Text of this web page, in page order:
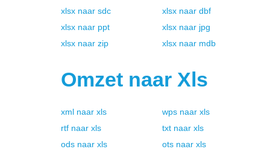
xlsx naar sdc xlsx naar dbf
xlsx naar ppt xlsx naar jpg
xlsx naar zip xlsx naar mdb
Omzet naar Xls
xml naar xls wps naar xls
rtf naar xls txt naar xls
ods naar xls ots naar xls